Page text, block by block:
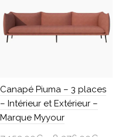
Canapé Piuma – 3 places
– Intérieur et Extérieur –
Marque Myyour